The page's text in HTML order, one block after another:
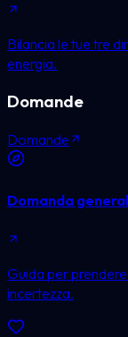
Bilancia le tue tre
energia.
Domande
Domande
Domanda
Guida per
incertezza.